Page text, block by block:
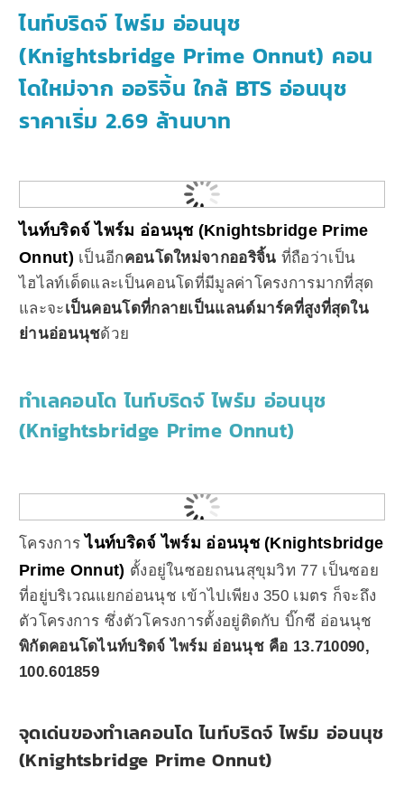
ไนท์บริดจ์ ไพร์ม อ่อนนุช
(Knightsbridge Prime Onnut) คอน
โดใหม่จาก ออริจิ้น ใกล้ BTS อ่อนนุช
ราคาเริ่ม 2.69 ล้านบาท
ไนท์บริดจ์ ไพร์ม อ่อนนุช (Knightsbridge Prime
Onnut) เป็นอีกคอนโดใหม่จากออริจิ้น ที่ถือว่าเป็น
ไฮไลท์เด็ดและเป็นคอนโดที่มีมูลค่าโครงการมากที่สุด
และจะเป็นคอนโดที่กลายเป็นแลนด์มาร์คที่สูงที่สุดใน
ย่านอ่อนนุชด้วย
ทำเลคอนโด ไนท์บริดจ์ ไพร์ม อ่อนนุช
(Knightsbridge Prime Onnut)
โครงการไนท์บริดจ์ ไพร์ม อ่อนนุช (Knightsbridge
Prime Onnut) ตั้งอยู่ในซอยถนนสุขุมวิท 77 เป็นซอย
ที่อยู่บริเวณแยกอ่อนนุช เข้าไปเพียง 350 เมตร ก็จะถึง
ตัวโครงการ ซึ่งตัวโครงการตั้งอยู่ติดกับ บิ๊กซี อ่อนนุช
พิกัดคอนโดไนท์บริดจ์ ไพร์ม อ่อนนุช คือ 13.710090,
100.601859
จุดเด่นของทำเลคอนโด ไนท์บริดจ์ ไพร์ม อ่อนนุช
(Knightsbridge Prime Onnut)